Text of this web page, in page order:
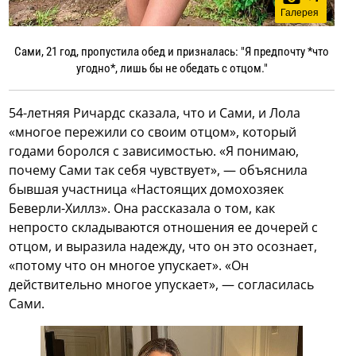
Галерея
Сами, 21 год, пропустила обед и призналась: "Я предпочту *что
угодно*, лишь бы не обедать с отцом."
54-летняя Ричардс сказала, что и Сами, и Лола
«многое пережили со своим отцом», который
годами боролся с зависимостью. «Я понимаю,
почему Сами так себя чувствует», — объяснила
бывшая участница «Настоящих домохозяек
Беверли-Хиллз». Она рассказала о том, как
непросто складываются отношения ее дочерей с
отцом, и выразила надежду, что он это осознает,
«потому что он многое упускает». «Он
действительно многое упускает», — согласилась
Сами.